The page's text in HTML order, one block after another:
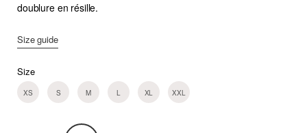
doublure en résille.
Size guide
Size
XS S M L XL XXL